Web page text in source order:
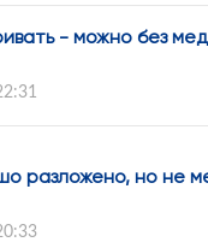
- можно без
разложено, но не